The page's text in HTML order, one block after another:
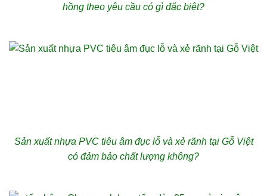
hồng theo yêu cầu có gì đặc biệt?
Sản xuất nhựa PVC tiêu âm đục lỗ và xẻ rãnh tại Gỗ Việt
có đảm bảo chất lượng không?